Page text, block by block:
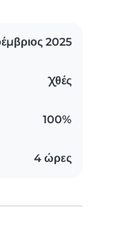
2025
Χθές
100%
4 ώρες